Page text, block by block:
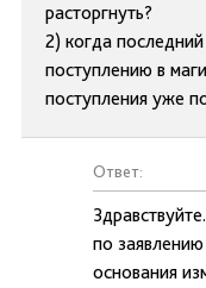
расторгнуть?
2) когда
поступлению в
поступления уже
Ответ:
по
основания